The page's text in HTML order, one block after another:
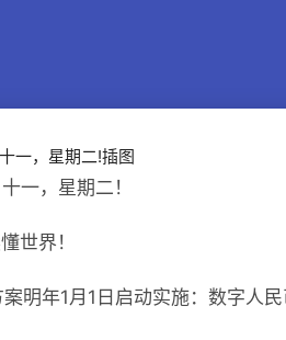
一，星期二！
世界！
明年1月1日启动实施：数字人